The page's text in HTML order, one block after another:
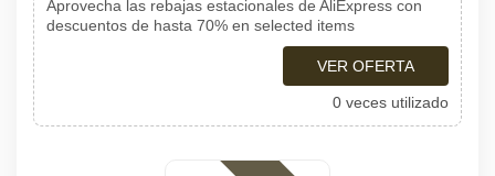
Aprovecha las rebajas estacionales de AliExpress con
descuentos de hasta 70% en selected items
VER OFERTA
0 veces utilizado